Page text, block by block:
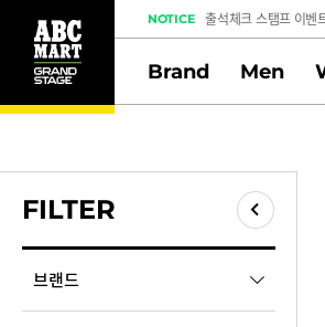
NOTICE
출석체크 스탬프 이벤
도전! 출석체크 스탬프
멤버십 스탬프 활동
Brand Men
FILTER
브랜드